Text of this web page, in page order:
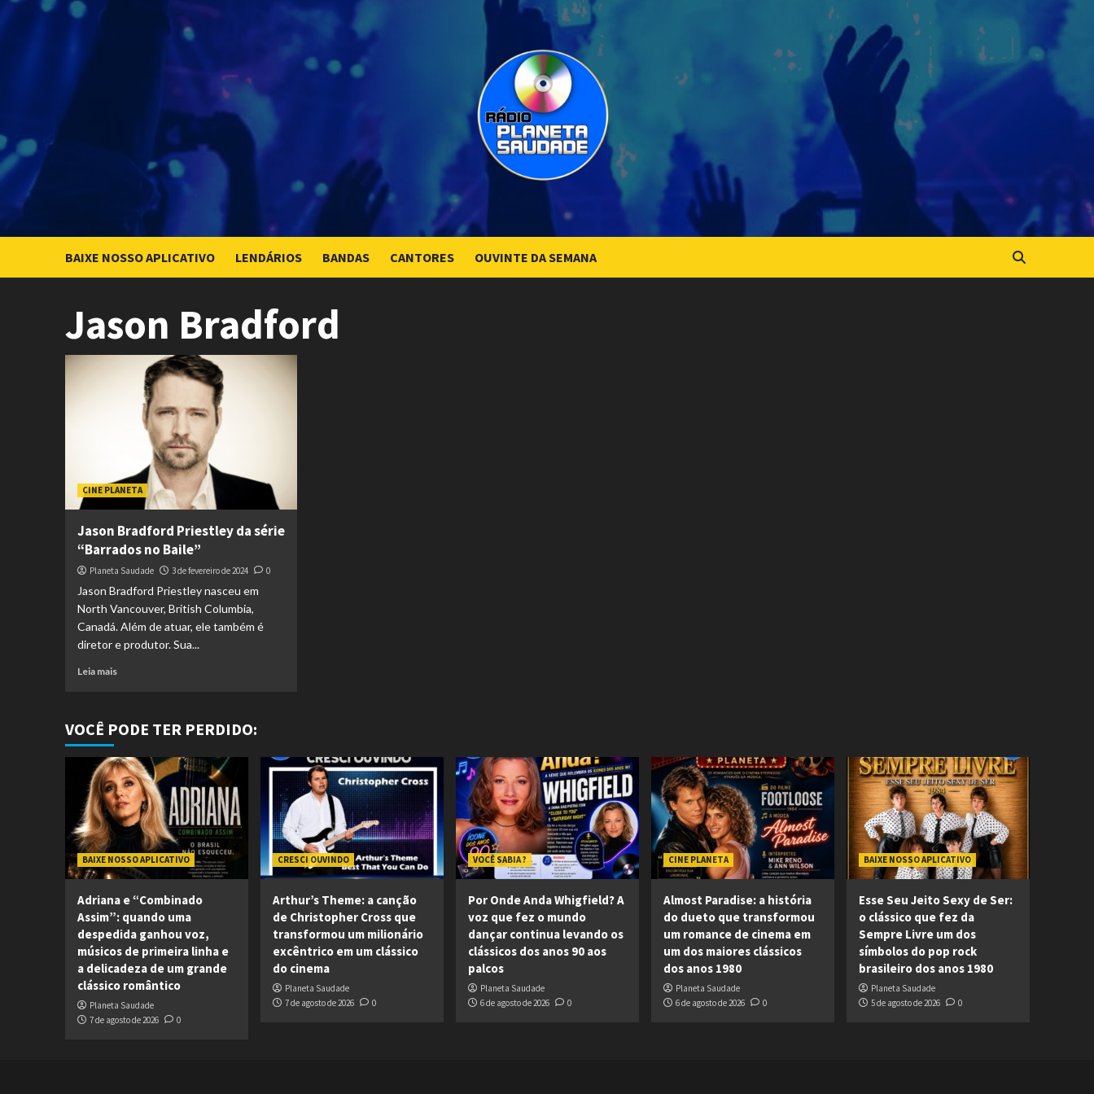
Skip
BAIXE NOSSO APLICATIVO LENDÁRIOS BANDAS CANTORES OUVINTE DA SEMANA
Jason Bradford
CINE PLANETA
Jason Bradford Priestley da série
“Barrados no Baile”
Planeta Saudade 3 de fevereiro de 2024 0
Jason Bradford Priestley nasceu em
North Vancouver, British Columbia,
Canadá. Além de atuar, ele também é
diretor e produtor. Sua...
Leia mais
VOCÊ PODE TER PERDIDO:
BAIXE NOSSO APLICATIVO
Adriana e “Combinado
Assim”: quando uma
despedida ganhou voz,
músicos de primeira linha e
a delicadeza de um grande
clássico romântico
Planeta Saudade
7 de agosto de 2026
0
CRESCI OUVINDO
Arthur’s Theme: a canção
de Christopher Cross que
transformou um milionário
excêntrico em um clássico
do cinema
Planeta Saudade
7 de agosto de 2026
0
VOCÊ SABIA ?
Por Onde Anda Whigfield? A
voz que fez o mundo
dançar continua levando os
clássicos dos anos 90 aos
palcos
Planeta Saudade
6 de agosto de 2026
0
CINE PLANETA
Almost Paradise: a história
do dueto que transformou
um romance de cinema em
um dos maiores clássicos
dos anos 1980
Planeta Saudade
6 de agosto de 2026
0
BAIXE NOSSO APLICATIVO
Esse Seu Jeito Sexy de Ser:
o clássico que fez da
Sempre Livre um dos
símbolos do pop rock
brasileiro dos anos 1980
Planeta Saudade
5 de agosto de 2026
0